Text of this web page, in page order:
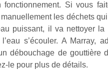
fonctionnement. Si vous
les déchets
puissant, il va nettoyer la
s’écouler. A Marray,
débouchage de gouttière
le pour plus de détails.